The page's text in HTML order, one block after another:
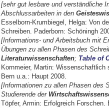
[sehr gut lesbare und verständliche
Abschlussarbeiten in den
Esselborn-Krumbiegel, Helga: Von
Schreiben. Paderborn: Schöningh
[Informations- und Arbeitsbuch mit
Übungen zu allen Phasen des
Literaturwissenschaften; Table of
Kornmeier, Martin:
Bern u.a.: Haupt 2008.
[Informationen zu allen Phasen des
Studierende der
Töpfer, Armin: Erfolgreich Forschen.